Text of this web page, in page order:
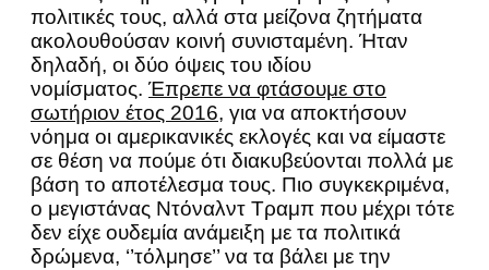
πολιτικές τους, αλλά στα μείζονα ζητήματα
ακολουθούσαν κοινή συνισταμένη. Ήταν
δηλαδή, οι δύο όψεις του ιδίου
νομίσματος. Έπρεπε να φτάσουμε στο
σωτήριον έτος 2016, για να αποκτήσουν
νόημα οι αμερικανικές εκλογές και να είμαστε
σε θέση να πούμε ότι διακυβεύονται πολλά με
βάση το αποτέλεσμα τους. Πιο συγκεκριμένα,
ο μεγιστάνας Ντόναλντ Τραμπ που μέχρι τότε
δεν είχε ουδεμία ανάμειξη με τα πολιτικά
δρώμενα, ‘’τόλμησε’’ να τα βάλει με την